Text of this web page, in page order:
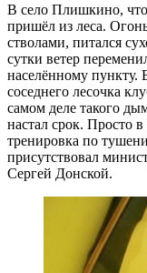
В село Плишкино,
пришёл из леса.
стволами, питался
сутки ветер
населённому пункту.
соседнего лесочка
самом деле такого
настал срок. Просто
тренировка по
присутствовал
Сергей Донской.